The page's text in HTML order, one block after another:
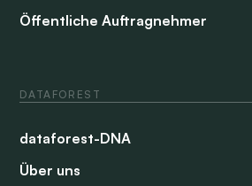
Öffentliche Auftragnehmer
DATAFOREST
dataforest-DNA
Über uns